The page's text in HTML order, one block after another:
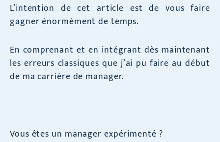
L’intention de cet article est de vous faire
gagner énormément de temps.
En comprenant et en intégrant dès maintenant
les erreurs classiques que j’ai pu faire au début
de ma carrière de manager.
Vous êtes un manager expérimenté ?